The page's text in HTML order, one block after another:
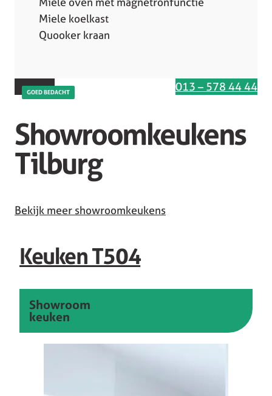
Miele koelkast
Quooker kraan
GOED BEDACHTInteresse in deze keuken 013 – 578 44 44
Showroomkeukens
Tilburg
Bekijk meer showroomkeukens
Keuken T504
Showroom
keuken